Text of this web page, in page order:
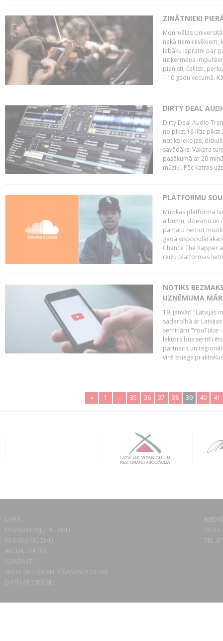
ZINĀTNIEKI
Monreālas
nekā tiem cilvēkiem,
labāku izpratni par
uz ķermeņa
pianisti, čellisti,
– 10 gadu vecumā.
DIRTY DEAL
Dirty Deal Audio
no plkst.18 līdz plkst
notiks lekcijas,
savādāks. Vakara
pasākumā ar 20
mūziķi. Pēc katras
PLATFORMU
Mūzikas platforma
albumu, dziesmu un
pamatu ņemot
gadā
Chance The Rapper
reižu platformas
NOTIKS
UZŅĒMUMA
19. janvārī "Latvijas
sadarbībā ar
semināru "YouTube
lektors būs
partneris un
viņš sniegs
« 1 .. 35 36 37 38 39 40 41
LAIPA
ES IZMANTOJU MŪZIKU
ES RADU MŪZIKU
AKTUALITĀTES
KONTAKTI
SĪKDATŅU IZMANTOŠANAS POLITIKA
DATU APSTRĀDE
TEL.